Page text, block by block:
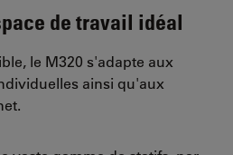
de travail idéal
le M320 s'adapte aux
ainsi qu'aux